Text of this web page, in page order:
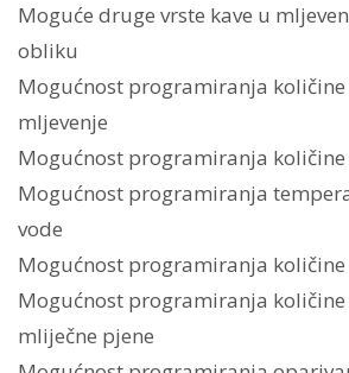
Moguće druge vrste kave u
obliku
Mogućnost programiranja količine
mljevenje
Mogućnost programiranja količine
Mogućnost programiranja
vode
Mogućnost programiranja
Mogućnost programiranja količine
mliječne pjene